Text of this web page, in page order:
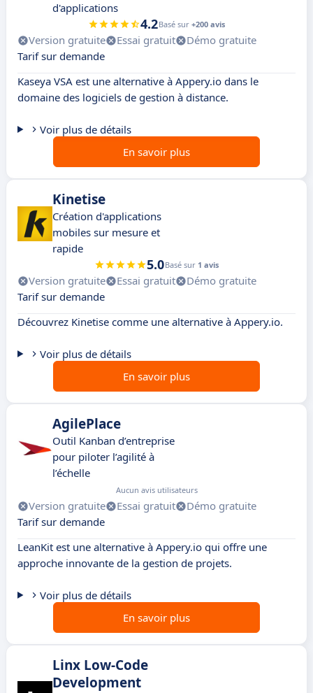
d'applications
4.2Basé sur +200 avis
Version gratuite Essai gratuit
Démo gratuite
Tarif sur demande
Kaseya VSA est une alternative à Appery.io dans le
domaine des logiciels de gestion à distance.
Voir plus de détails
En savoir plus
Kinetise
Création d'applications
mobiles sur mesure et
rapide
5.0Basé sur 1 avis
Version gratuite Essai gratuit
Démo gratuite
Tarif sur demande
Découvrez Kinetise comme une alternative à Appery.io.
Voir plus de détails
En savoir plus
AgilePlace
Outil Kanban d’entreprise
pour piloter l’agilité à
l’échelle
Aucun avis utilisateurs
Version gratuite Essai gratuit
Démo gratuite
Tarif sur demande
LeanKit est une alternative à Appery.io qui offre une
approche innovante de la gestion de projets.
Voir plus de détails
En savoir plus
Linx Low-Code
Development